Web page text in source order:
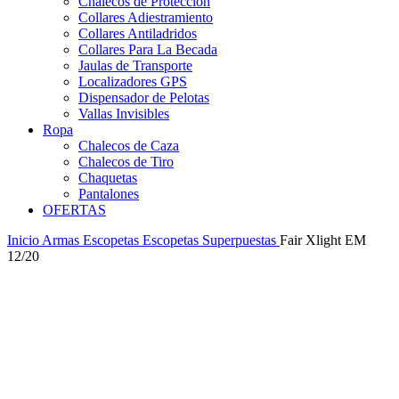
Collares Adiestramiento
Collares Antiladridos
Collares Para La Becada
Jaulas de Transporte
Localizadores GPS
Dispensador de Pelotas
Vallas Invisibles
Ropa
Chalecos de Caza
Chalecos de Tiro
Chaquetas
Pantalones
OFERTAS
Inicio Armas Escopetas Escopetas Superpuestas Fair Xlight EM
12/20